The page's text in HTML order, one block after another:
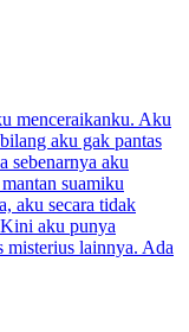
menceraikanku. Aku
aku gak pantas
sebenarnya aku
suamiku
aku secara tidak
aku punya
misterius lainnya. Ada